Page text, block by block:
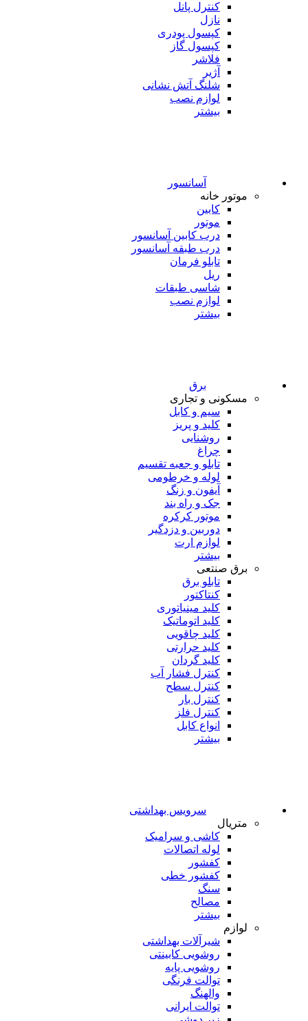
کنترل پانل
نازل
کپسول پودری
کپسول گاز
فلاشر
آژیر
شلنگ آتش نشانی
لوازم نصب
بیشتر
آسانسور
موتور خانه
کابین
موتور
درب کابین آسانسور
درب طبقه آسانسور
تابلو فرمان
ریل
شاسی طبقات
لوازم نصب
بیشتر
برق
مسکونی و تجاری
سیم و کابل
کلید و پریز
روشنایی
چراغ
تابلو و جعبه تقسیم
لوله و خرطومی
آیفون و زنگ
جک و راه بند
موتور کرکره
دوربین و دزدگیر
لوازم ارت
بیشتر
برق صنتعی
تابلو برق
کنتاکتور
کلید مینیاتوری
کلید اتوماتیک
کلید چاقویی
کلید حرارتی
کلید گردان
کنترل فشار آب
کنترل سطح
کنترل بار
کنترل فلز
انواع کابل
بیشتر
سرویس بهداشتی
متریال
کاشی و سرامیک
لوله اتصالات
کفشور
کفشور خطی
سنگ
مصالح
بیشتر
لوازم
شیرآلات بهداشتی
روشویی کابینتی
روشویی پایه
توالت فرنگی
والهنگ
توالت ایرانی